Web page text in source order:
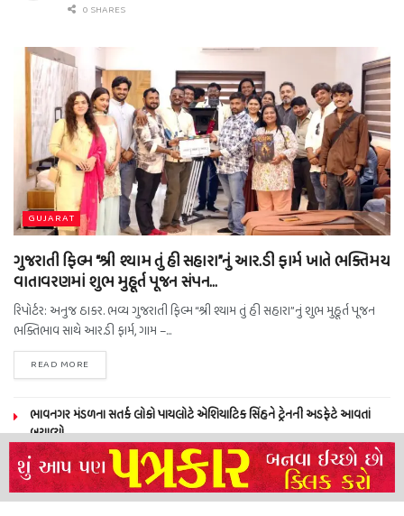
0 SHARES
GUJARAT
ગુજરાતી ફિલ્મ “શ્રી શ્યામ તું હી સહારા”નું આર.ડી ફાર્મ ખાતે ભક્તિમય
વાતાવરણમાં શુભ મુહૂર્ત પૂજન સંપન…
રિપોર્ટર: અનુજ ઠાકર. ભવ્ય ગુજરાતી ફિલ્મ “શ્રી શ્યામ તું હી સહારા”નું શુભ મુહૂર્ત પૂજન
ભક્તિભાવ સાથે આર.ડી ફાર્મ, ગામ –...
READ MORE
ભાવનગર મંડળના સતર્ક લોકો પાયલોટે એશિયાટિક સિંહને ટ્રેનની અડફેટે આવતાં
બચાવ્યો
NEERAJ TIWARI’S ACTION FRANCHISE ROLLS WITH TIGER SHROFF,
REMO D’SOUZA AND A POWER-PACKED ENSEMBLE
ધારી પત્રકાર સંઘ – અમરેલી બ્રોડગેજ કમેટી દ્વારા જીલ્લા કલેકટર ને આવેદનપત્ર